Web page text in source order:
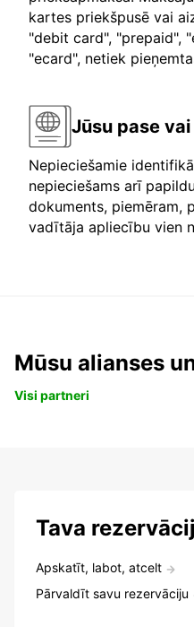
kartes priekšpusē vai
"debit card", "prepaid",
"ecard", netiek
Jūsu pase
Nepieciešamie
nepieciešams arī
dokuments, piemēram,
vadītāja apliecību vien
Mūsu alianses
Visi partneri
Tava
Apskatīt, labot, atcelt
Pārvaldīt savu rezervāciju